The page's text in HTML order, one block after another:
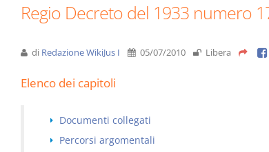
Regio Decreto del 1933 numero
di Redazione WikiJus I 05/07/2010 Libera
Elenco dei capitoli
Documenti collegati
Percorsi argomentali